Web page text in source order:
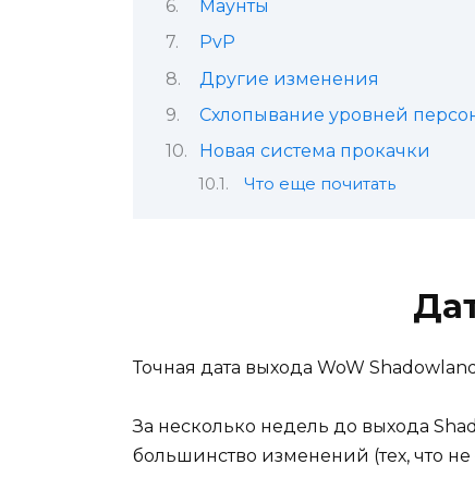
Маунты
PvP
Другие изменения
Схлопывание уровней
Новая система прокачки
Что еще почитать
Точная дата выхода WoW
За несколько недель до выхода
большинство изменений (тех, что